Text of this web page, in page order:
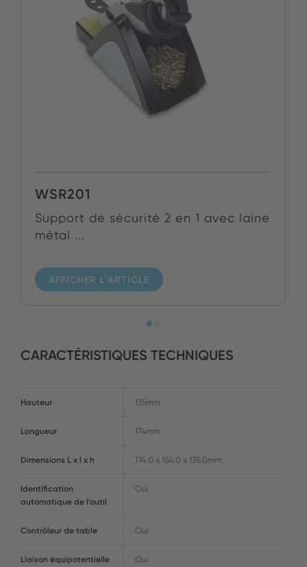
WSR201
Support de sécurité 2 en 1 avec laine
métal ...
AFFICHER L'ARTICLE
CARACTÉRISTIQUES TECHNIQUES
Hauteur 135mm
Longueur 174mm
Dimensions L x l x h 174.0 x 154.0 x 135.0mm
Identification
automatique de l'outil
Oui
Contrôleur de table Oui
Liaison équipotentielle Oui